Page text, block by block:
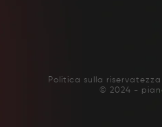
Politica sulla
© 2024 -